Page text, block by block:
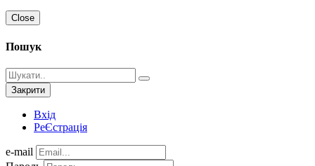
Close
Пошук
Закрити
Вхід
РеЄстрація
e-mail